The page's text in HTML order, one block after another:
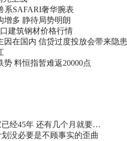
系SAFARI奢华腕表
增多 静待局势明朗
建筑钢材价格行情
因在国内 信贷过度投放会带来隐患
料恒指暂难返20000点
经45年 还有几个月就要…
没必要是不顾事实的歪曲